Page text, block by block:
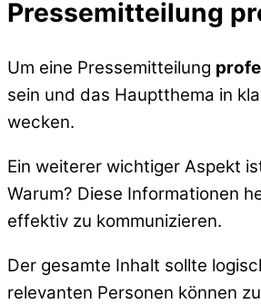
Pressemitteilung
Um eine Pressemitteilung
sein und das Hauptthema in
wecken.
Ein weiterer wichtiger Aspekt
Warum? Diese Informationen
effektiv zu kommunizieren.
Der gesamte Inhalt sollte
relevanten Personen können